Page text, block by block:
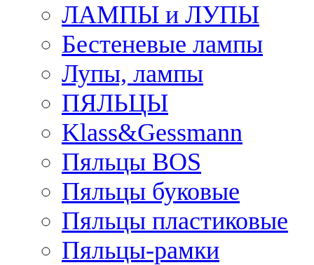
ЛАМПЫ и ЛУПЫ
Бестеневые лампы
Лупы, лампы
ПЯЛЬЦЫ
Klass&Gessmann
Пяльцы BOS
Пяльцы буковые
Пяльцы пластиковые
Пяльцы-рамки